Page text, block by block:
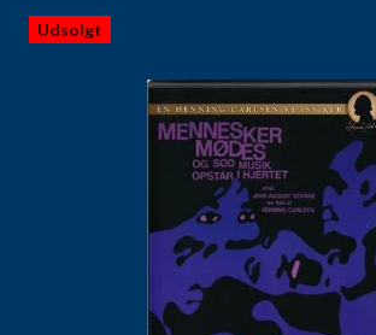
Udsolgt